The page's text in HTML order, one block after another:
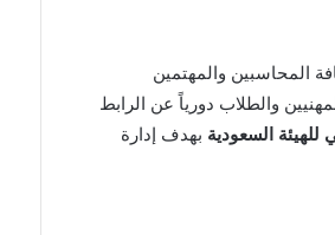
المحاسبين والمهتمين
والطلاب دورياً عن الرابط
السعودية بهدف إدارة